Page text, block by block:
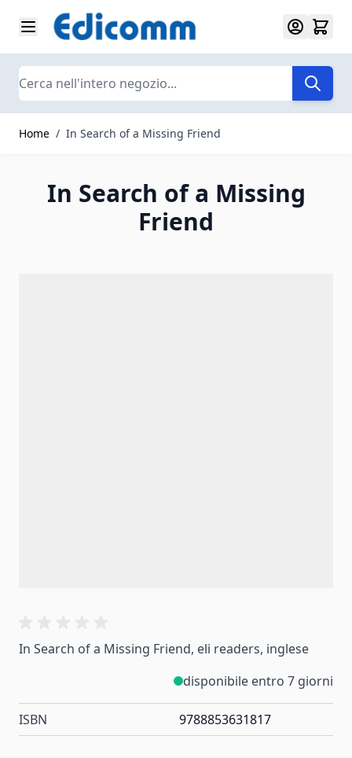
Salta al contenuto
Search
Home / In Search of a Missing Friend
In Search of a Missing
Friend
In Search of a Missing Friend, eli readers, inglese
disponibile entro 7 giorni
ISBN 9788853631817